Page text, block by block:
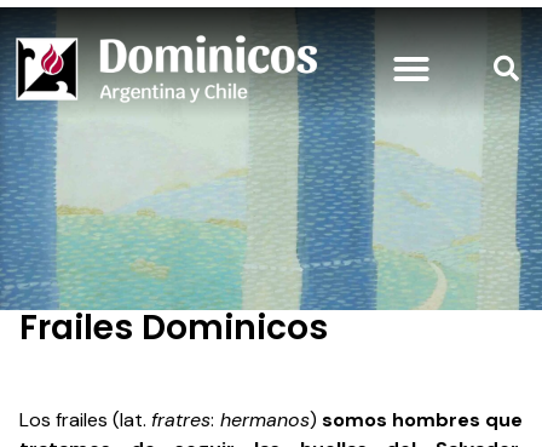
Frailes Dominicos
Los frailes (lat. fratres: hermanos) somos hombres que